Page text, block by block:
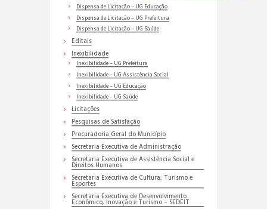
Dispensa de Licitação – UG Educação
Dispensa de Licitação – UG Prefeitura
Dispensa de Licitação – UG Saúde
Editais
Inexibilidade
Inexibilidade – UG Prefeitura
Inexibilidade – UG Assistência Social
Inexibilidade – UG Educação
Inexibilidade – UG Saúde
Licitações
Pesquisas de Satisfação
Procuradoria Geral do Município
Secretaria Executiva de Administração
Secretaria Executiva de Assistência Social e
Direitos Humanos
Secretaria Executiva de Cultura, Turismo e
Esportes
Secretaria Executiva de Desenvolvimento
Econômico, Inovação e Turismo – SEDEIT